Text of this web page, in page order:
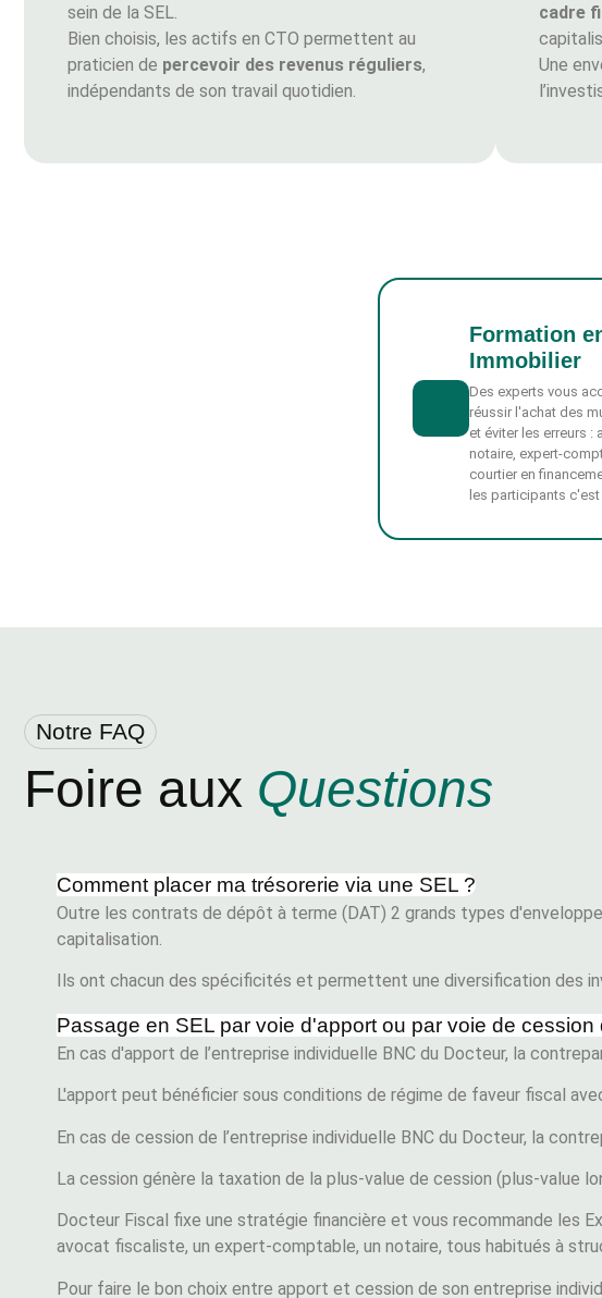
sein de la SEL.
Bien choisis, les actifs en CTO permettent au
praticien de percevoir des revenus réguliers,
indépendants de son travail quotidien.
cadre
Une
Formation
Immobilier
Des experts vous
réussir l'achat des
et éviter les erreurs :
notaire, expert-
courtier en
les participants
Notre FAQ
Foire aux Questions
Comment placer ma trésorerie via une SEL ?
Outre les contrats de dépôt à terme (DAT) 2 grands types
capitalisation.
Ils ont chacun des spécificités et permettent une diversification des
Passage en SEL par voie d'apport ou par voie de
En cas d'apport de l’entreprise individuelle BNC du Docteur, la
L'apport peut bénéficier sous conditions de régime de faveur fiscal
En cas de cession de l’entreprise individuelle BNC du Docteur, la
La cession génère la taxation de la plus-value de cession (plus-value
Docteur Fiscal fixe une stratégie financière et vous recommande les
avocat fiscaliste, un expert-comptable, un notaire, tous habitués à
Pour faire le bon choix entre apport et cession de son entreprise